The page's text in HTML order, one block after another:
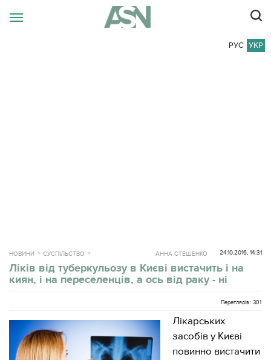
РУС УКР
НОВИНИ СУСПІЛЬСТВО 24.10.2016, 14:31
АННА СТЕШЕНКО
Ліків від туберкульозу в Києві вистачить і на
киян, і на переселенців, а ось від раку - ні
Переглядів: 301
Лікарських
засобів у Києві
повинно вистачити